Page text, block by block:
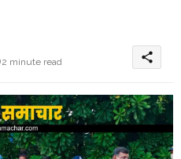
2 minute read share